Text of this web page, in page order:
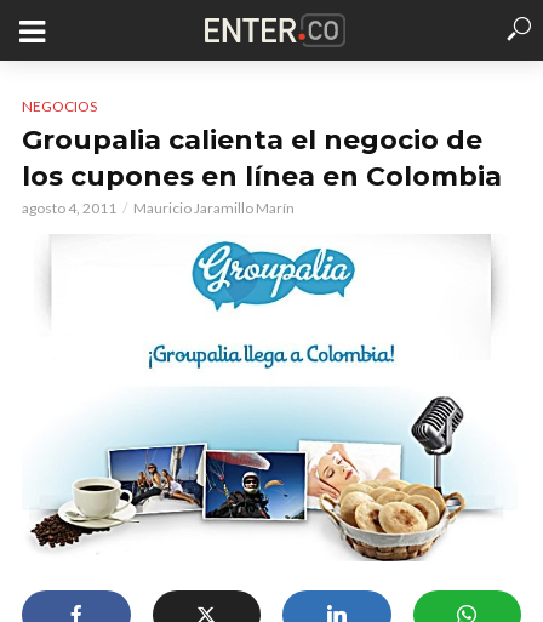
NEGOCIOS
Groupalia calienta el negocio de
los cupones en línea en Colombia
agosto 4, 2011 Mauricio Jaramillo Marín